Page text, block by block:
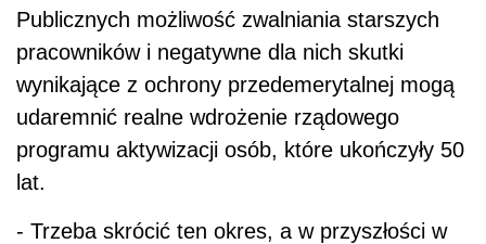
Publicznych możliwość zwalniania starszych
pracowników i negatywne dla nich skutki
wynikające z ochrony przedemerytalnej mogą
udaremnić realne wdrożenie rządowego
programu aktywizacji osób, które ukończyły 50
lat.
- Trzeba skrócić ten okres, a w przyszłości w